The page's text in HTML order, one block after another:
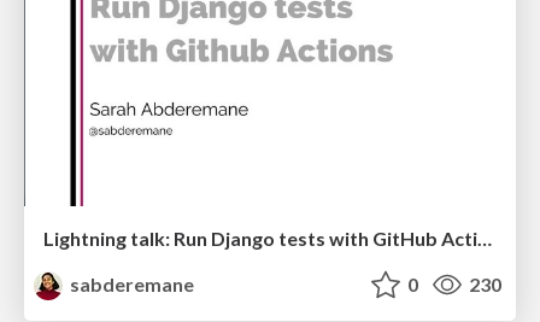
Lightning talk: Run Django tests with GitHub Actions
sabderemane
0 230